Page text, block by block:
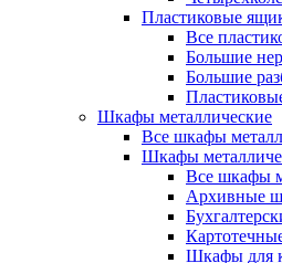
Пластиковые
Все
Большие
Большие
Шкафы металлические
Все шкафы
Шкафы
Все шкафы
Архивные
Шкафы для